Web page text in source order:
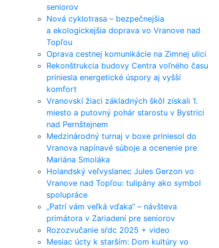
seniorov
Nová cyklotrasa – bezpečnejšia
a ekologickejšia doprava vo Vranove nad
Topľou
Oprava cestnej komunikácie na Zimnej ulici
Rekonštrukcia budovy Centra voľného času
priniesla energetické úspory aj vyšší
komfort
Vranovskí žiaci základných škôl získali 1.
miesto a putovný pohár starostu v Bystrici
nad Pernštejnem
Medzinárodný turnaj v boxe priniesol do
Vranova napínavé súboje a ocenenie pre
Mariána Smoláka
Holandský veľvyslanec Jules Gerzon vo
Vranove nad Topľou: tulipány ako symbol
spolupráce
„Patrí vám veľká vďaka“ – návšteva
primátora v Zariadení pre seniorov
Rozozvučanie sŕdc 2025 + video
Mesiac úcty k starším: Dom kultúry vo